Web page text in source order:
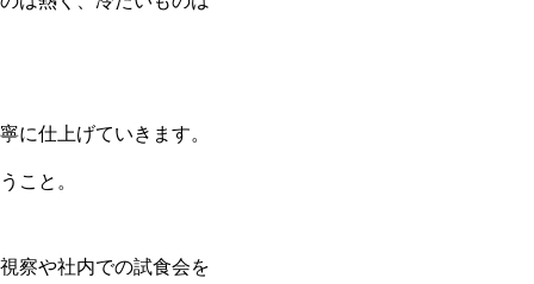
に仕上げていきます。
こと。
察や社内での試食会を